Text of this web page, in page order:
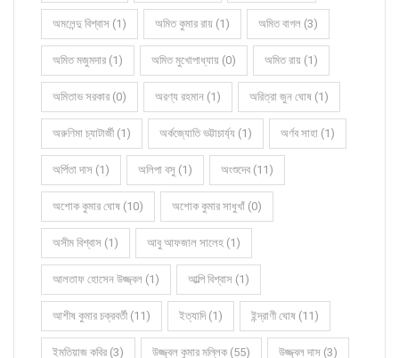
অমলেন্দু বিশ্বাস (1) অমিত কুমার রায় (1) অমিত বাগল (3)
অমিত মজুমদার (1) অমিত মুখোপাধ্যায় (0) অমিত রায় (1)
অমিতাভ সরকার (0) অরণ্য রহমান (1) অরিত্রা জুন ঘোষ (1)
অরুণিমা চ্যাটার্জী (1) অর্কজ্যোতি ভট্টাচার্য্য (1) অর্ণব সাহা (1)
অর্পিতা দাস (1) অলিপা বসু (1) অংশুদেব (11)
অশোক কুমার ঘোষ (10) অশোক কুমার সাধুখাঁ (0)
অসীম বিশ্বাস (1) আবু আফজাল সালেহ (1)
আলতাফ হোসেন উজ্জ্বল (1) আল্পি বিশ্বাস (1)
আশীষ কুমার চক্রবর্তী (11) ইত্যাদি (1) ইন্দ্রাণী ঘোষ (11)
ইমতিয়াজ কবির (3) উজ্জ্বল কুমার মল্লিক (55) উজ্জ্বল দাস (3)